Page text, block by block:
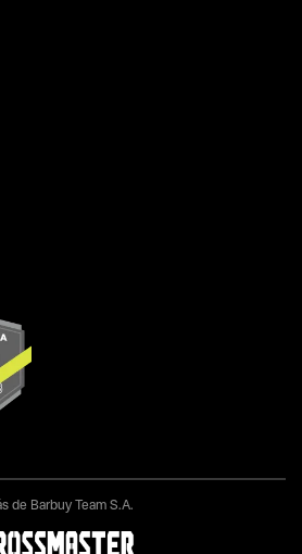
de Barbuy Team S.A.